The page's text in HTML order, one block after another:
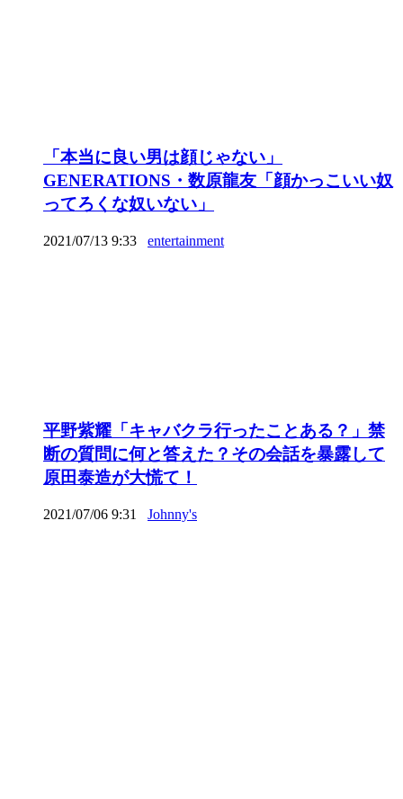
「本当に良い男は顔じゃない」
GENERATIONS・数原龍友「顔かっこいい奴
ってろくな奴いない」
2021/07/13 9:33 entertainment
平野紫耀「キャバクラ行ったことある？」禁
断の質問に何と答えた？その会話を暴露して
原田泰造が大慌て！
2021/07/06 9:31 Johnny's